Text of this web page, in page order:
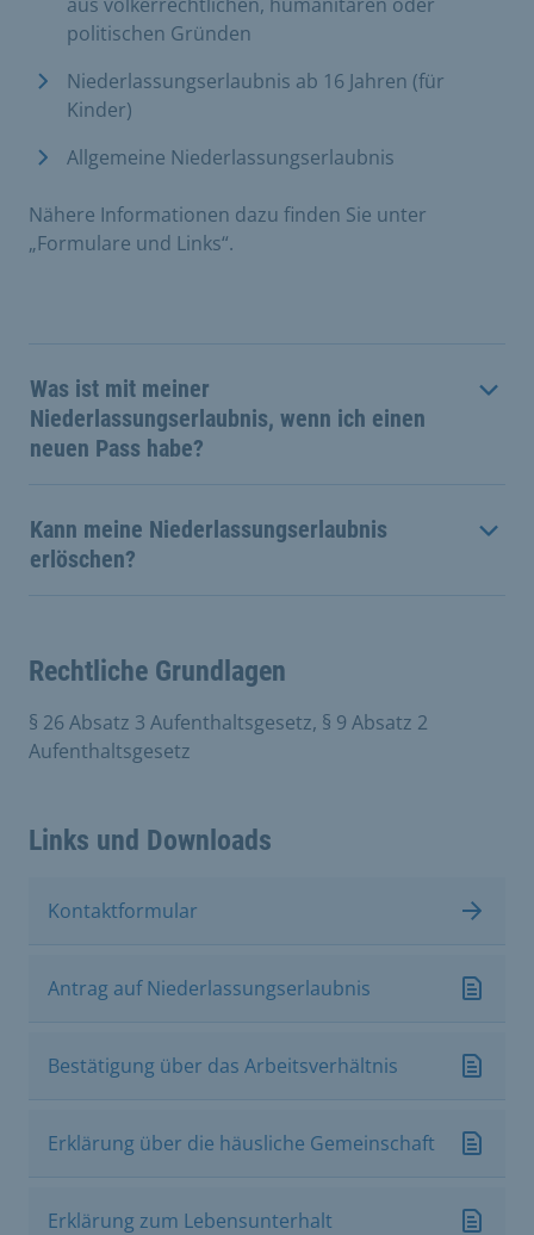
politischen Gründen
Niederlassungserlaubnis ab 16 Jahren (für
Kinder)
Allgemeine Niederlassungserlaubnis
Nähere Informationen dazu finden Sie unter
„Formulare und Links“.
Was ist mit meiner
Niederlassungserlaubnis, wenn ich einen
neuen Pass habe?
Kann meine Niederlassungserlaubnis
erlöschen?
Rechtliche Grundlagen
§ 26 Absatz 3 Aufenthaltsgesetz, § 9 Absatz 2
Aufenthaltsgesetz
Links und Downloads
Kontaktformular
Antrag auf Niederlassungserlaubnis
Bestätigung über das Arbeitsverhältnis
Erklärung über die häusliche Gemeinschaft
Erklärung zum Lebensunterhalt